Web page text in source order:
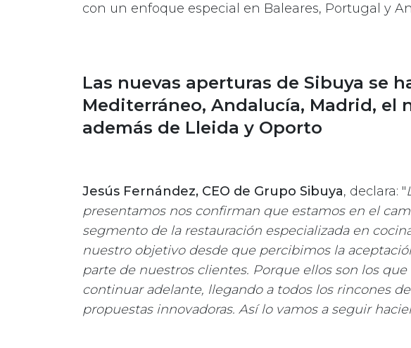
con un enfoque especial en Baleares, Portugal y
Las nuevas aperturas de Sibuya se
Mediterráneo, Andalucía, Madrid, el
además de Lleida y Oporto
Jesús Fernández, CEO de Grupo Sibuya, declara: "
presentamos nos confirman que estamos en el
segmento de la restauración especializada en
nuestro objetivo desde que percibimos la
parte de nuestros clientes. Porque ellos son los
continuar adelante, llegando a todos los rincones
propuestas innovadoras. Así lo vamos a seguir